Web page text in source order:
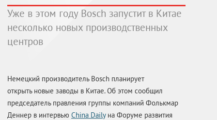
Уже в этом году Bosch запустит в Китае
несколько новых производственных
центров
Немецкий производитель Bosch планирует
открыть новые заводы в Китае. Об этом сообщил
председатель правления группы компаний Фолькмар
Деннер в интервью China Dailyна Форуме развития